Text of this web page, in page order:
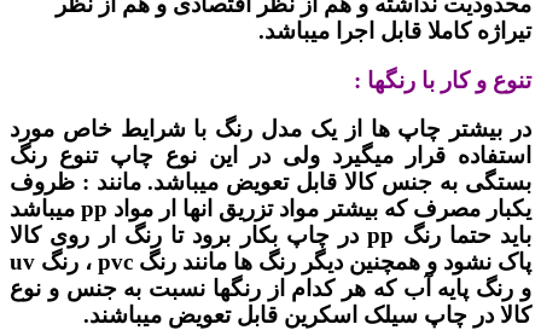
تیراژه کاملا قابل اجرا میباشد.
تنوع و کار با رنگها :
در بیشتر چاپ ها از یک مدل رنگ با شرایط خاص مورد
استفاده قرار میگیرد ولی در این نوع چاپ تنوع رنگ
بستگی به جنس کالا قابل تعویض میباشد. مانند : ظروف
یکبار مصرف که بیشتر مواد تزریق انها ار مواد pp میباشد
باید حتما رنگ pp در چاپ بکار برود تا رنگ ار روی کالا
پاک نشود و همچنین دیگر رنگ ها مانند رنگ pvc ، رنگ uv
و رنگ پایه آب که هر کدام از رنگها نسبت به جنس و نوع
کالا در چاپ سیلک اسکرین قابل تعویض میباشند.